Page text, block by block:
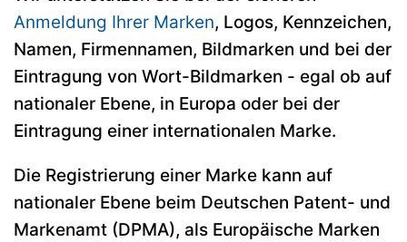
Anmeldung Ihrer Marken, Logos, Kennzeichen,
Namen, Firmennamen, Bildmarken und bei der
Eintragung von Wort-Bildmarken - egal ob auf
nationaler Ebene, in Europa oder bei der
Eintragung einer internationalen Marke.
Die Registrierung einer Marke kann auf
nationaler Ebene beim Deutschen Patent- und
Markenamt (DPMA), als Europäische Marken